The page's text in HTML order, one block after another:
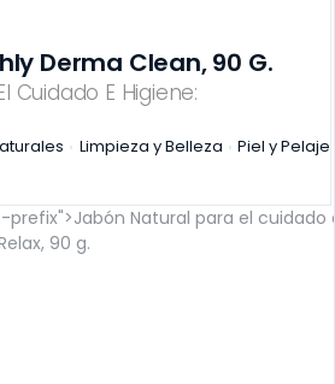
Cuidado E Higiene:
Derma Clean, 90 G.
Limpieza y Belleza Piel y Pelaje